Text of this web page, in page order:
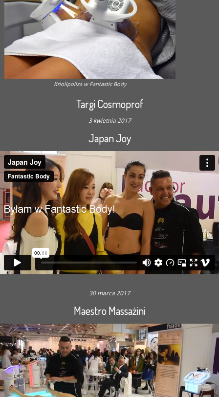
Kriolipoliza w Fantastic Body
Targi Cosmoprof
3 kwietnia 2017
Japan Joy
30 marca 2017
Maestro Massażini